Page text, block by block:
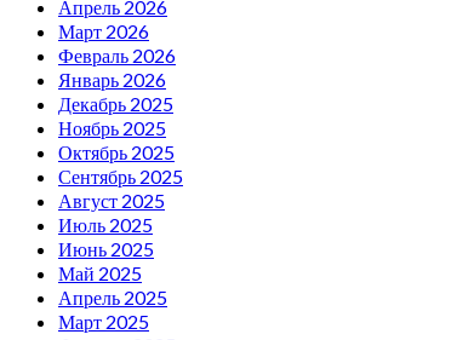
Апрель 2026
Март 2026
Февраль 2026
Январь 2026
Декабрь 2025
Ноябрь 2025
Октябрь 2025
Сентябрь 2025
Август 2025
Июль 2025
Июнь 2025
Май 2025
Апрель 2025
Март 2025